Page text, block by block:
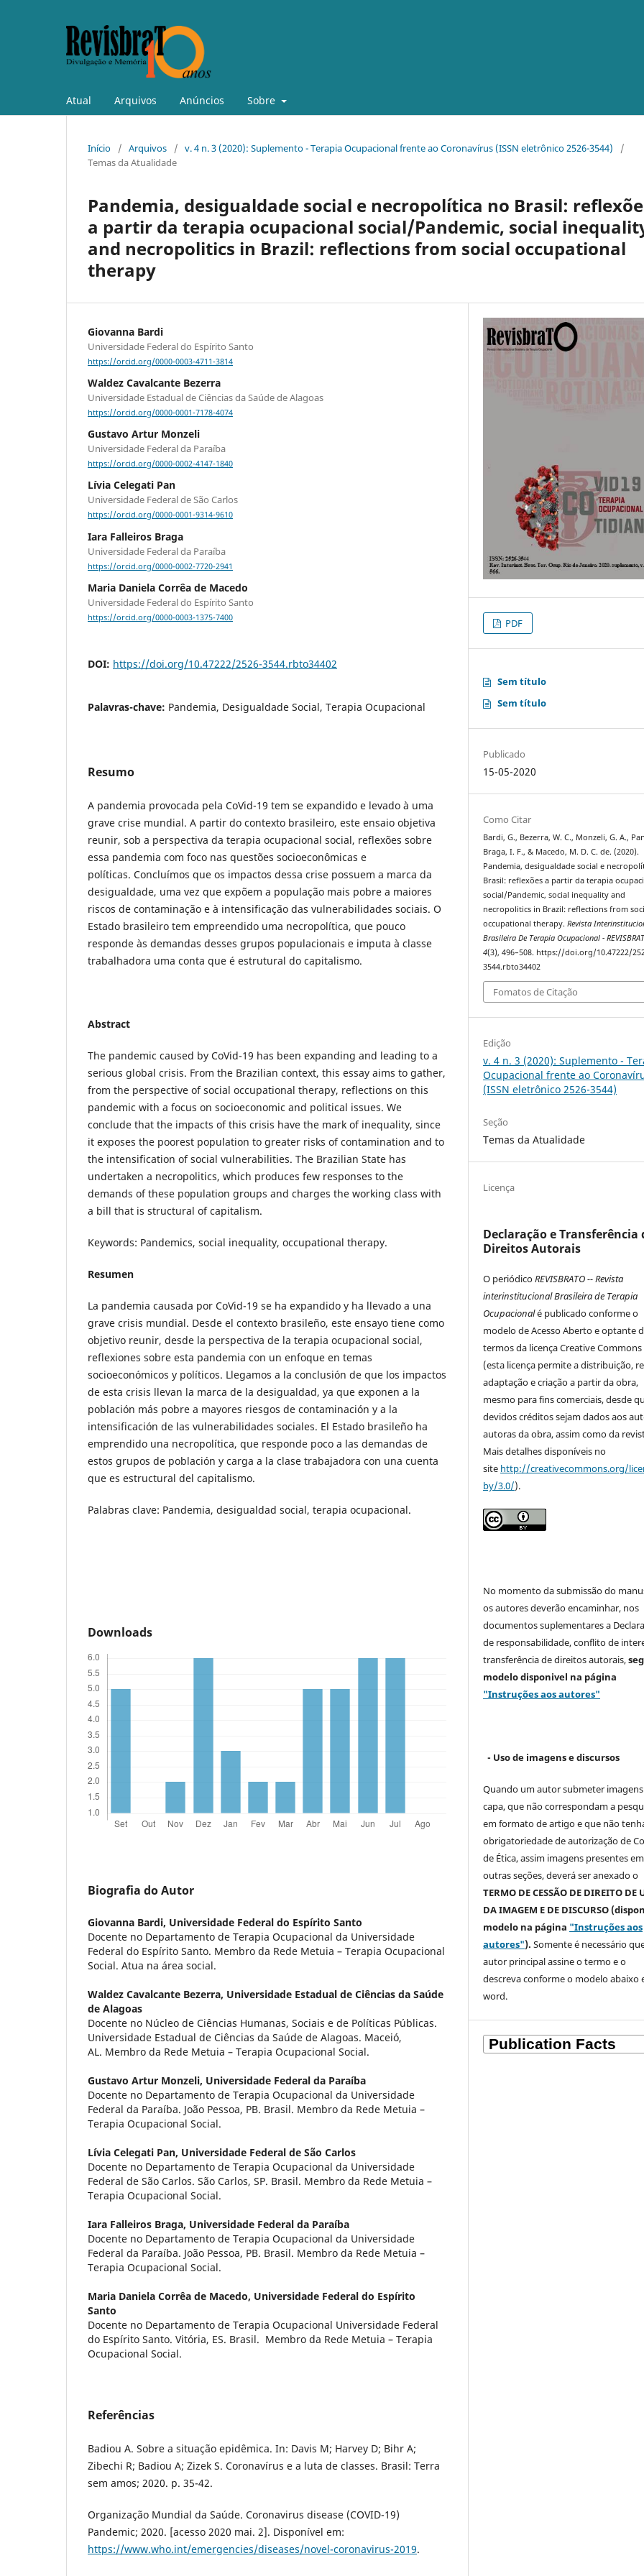
Atual Arquivos Anúncios Sobre
Início / Arquivos / v. 4 n. 3 (2020): Suplemento - Terapia Ocupacional frente ao Coronavírus (ISSN eletrônico 2526-3544)
/
Temas da Atualidade
Pandemia, desigualdade social e necropolítica no Brasil:
a partir da terapia ocupacional social/Pandemic, social
and necropolitics in Brazil: reflections from social occupational
therapy
Giovanna Bardi
Universidade Federal do Espírito Santo
https://orcid.org/0000-0003-4711-3814
Waldez Cavalcante Bezerra
Universidade Estadual de Ciências da Saúde de Alagoas
https://orcid.org/0000-0001-7178-4074
Gustavo Artur Monzeli
Universidade Federal da Paraíba
https://orcid.org/0000-0002-4147-1840
Lívia Celegati Pan
Universidade Federal de São Carlos
https://orcid.org/0000-0001-9314-9610
Iara Falleiros Braga
Universidade Federal da Paraíba
https://orcid.org/0000-0002-7720-2941
Maria Daniela Corrêa de Macedo
Universidade Federal do Espírito Santo
https://orcid.org/0000-0003-1375-7400
DOI: https://doi.org/10.47222/2526-3544.rbto34402
Palavras-chave: Pandemia, Desigualdade Social, Terapia Ocupacional
Resumo
A pandemia provocada pela CoVid-19 tem se expandido e levado à uma
grave crise mundial. A partir do contexto brasileiro, este ensaio objetiva
reunir, sob a perspectiva da terapia ocupacional social, reflexões sobre
essa pandemia com foco nas questões socioeconômicas e
políticas. Concluímos que os impactos dessa crise possuem a marca da
desigualdade, uma vez que expõem a população mais pobre a maiores
riscos de contaminação e à intensificação das vulnerabilidades sociais. O
Estado brasileiro tem empreendido uma necropolítica, que pouco
responde às demandas desses grupos populacionais e imputa à classe
trabalhadora uma conta que é estrutural do capitalismo.
Abstract
The pandemic caused by CoVid-19 has been expanding and leading to a
serious global crisis. From the Brazilian context, this essay aims to gather,
from the perspective of social occupational therapy, reflections on this
pandemic with a focus on socioeconomic and political issues. We
conclude that the impacts of this crisis have the mark of inequality, since
it exposes the poorest population to greater risks of contamination and to
the intensification of social vulnerabilities. The Brazilian State has
undertaken a necropolitics, which produces few responses to the
demands of these population groups and charges the working class with
a bill that is structural of capitalism.
Keywords: Pandemics, social inequality, occupational therapy.
Resumen
La pandemia causada por CoVid-19 se ha expandido y ha llevado a una
grave crisis mundial. Desde el contexto brasileño, este ensayo tiene como
objetivo reunir, desde la perspectiva de la terapia ocupacional social,
reflexiones sobre esta pandemia con un enfoque en temas
socioeconómicos y políticos. Llegamos a la conclusión de que los impactos
de esta crisis llevan la marca de la desigualdad, ya que exponen a la
población más pobre a mayores riesgos de contaminación y a la
intensificación de las vulnerabilidades sociales. El Estado brasileño ha
emprendido una necropolítica, que responde poco a las demandas de
estos grupos de población y carga a la clase trabajadora con una cuenta
que es estructural del capitalismo.
Palabras clave: Pandemia, desigualdad social, terapia ocupacional.
Downloads
Biografia do Autor
Giovanna Bardi, Universidade Federal do Espírito Santo
Docente no Departamento de Terapia Ocupacional da Universidade
Federal do Espírito Santo. Membro da Rede Metuia – Terapia Ocupacional
Social. Atua na área social.
Waldez Cavalcante Bezerra, Universidade Estadual de Ciências da Saúde
de Alagoas
Docente no Núcleo de Ciências Humanas, Sociais e de Políticas Públicas.
Universidade Estadual de Ciências da Saúde de Alagoas. Maceió,
AL. Membro da Rede Metuia – Terapia Ocupacional Social.
Gustavo Artur Monzeli, Universidade Federal da Paraíba
Docente no Departamento de Terapia Ocupacional da Universidade
Federal da Paraíba. João Pessoa, PB. Brasil. Membro da Rede Metuia –
Terapia Ocupacional Social.
Lívia Celegati Pan, Universidade Federal de São Carlos
Docente no Departamento de Terapia Ocupacional da Universidade
Federal de São Carlos. São Carlos, SP. Brasil. Membro da Rede Metuia –
Terapia Ocupacional Social.
Iara Falleiros Braga, Universidade Federal da Paraíba
Docente no Departamento de Terapia Ocupacional da Universidade
Federal da Paraíba. João Pessoa, PB. Brasil. Membro da Rede Metuia –
Terapia Ocupacional Social.
Maria Daniela Corrêa de Macedo, Universidade Federal do Espírito
Santo
Docente no Departamento de Terapia Ocupacional Universidade Federal
do Espírito Santo. Vitória, ES. Brasil. Membro da Rede Metuia – Terapia
Ocupacional Social.
Referências
Badiou A. Sobre a situação epidêmica. In: Davis M; Harvey D; Bihr A;
Zibechi R; Badiou A; Zizek S. Coronavírus e a luta de classes. Brasil: Terra
sem amos; 2020. p. 35-42.
Organização Mundial da Saúde. Coronavirus disease (COVID-19)
Pandemic; 2020. [acesso 2020 mai. 2]. Disponível em:
https://www.who.int/emergencies/diseases/novel-coronavirus-2019.
PDF
Sem título
Sem título
Publicado
15-05-2020
Como Citar
Bardi, G., Bezerra, W. C., Monzeli, G. A.,
Braga, I. F., & Macedo, M. D. C. de. (2020).
Pandemia, desigualdade social e
Brasil: reflexões a partir da terapia
social/Pandemic, social inequality and
necropolitics in Brazil: reflections from
occupational therapy.Revista
Brasileira De Terapia Ocupacional -
4(3), 496–508. https://doi.org/10.47222/
3544.rbto34402
Fomatos de Citação
Edição
v. 4 n. 3 (2020): Suplemento -
Ocupacional frente ao
(ISSN eletrônico 2526-3544)
Seção
Temas da Atualidade
Licença
Declaração e Transferência
Direitos Autorais
O periódicoREVISBRATO -- Revista
interinstitucional Brasileira de Terapia
Ocupacionalé publicado conforme o
modelo de Acesso Aberto e optante
termos da licença Creative Commons
(esta licença permite a distribuição,
adaptação e criação a partir da obra,
mesmo para fins comerciais, desde
devidos créditos sejam dados aos
autoras da obra, assim como da
Mais detalhes disponíveis no
site http://creativecommons.org/
by/3.0/).
No momento da submissão do
os autores deverão encaminhar, nos
documentos suplementares a
de responsabilidade, conflito de
transferência de direitos autorais,
modelodisponivel na página
"Instruções aos autores"
- Uso de imagens e discursos
Quando um autor submeter
capa, que não correspondam a
em formato de artigo e que não
obrigatoriedade de autorização de
de Ética, assim imagens presentes em
outras seções, deverá ser anexado o
TERMO DE CESSÃO DE DIREITO DE
DA IMAGEM E DE DISCURSO
modelo na página "Instruções aos
autores"). Somente é necessário
autor principal assine o termo e o
descrevaconforme o modelo abaixo
word.